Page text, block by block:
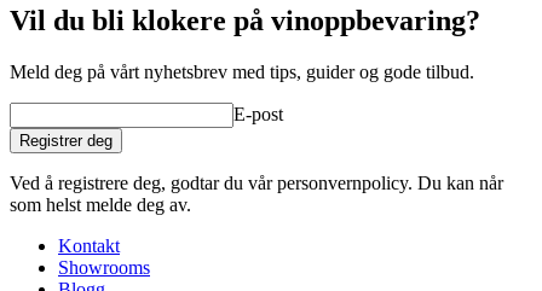
Lag din egen innredning med disse modulene i vårt online verktøy.
PlasseringGulv
ProdusentCaverack
Modulærtrue
LeveringUmontert
Dimensjoner (BxHxD cm)
Høyde (cm)10
Bredde (cm)120
Vekt (kg)
Vil du bli klokere på vinoppbevaring?
Meld deg på vårt nyhetsbrev med tips, guider og gode tilbud.
E-post
Registrer deg
Ved å registrere deg, godtar du vår personvernpolicy. Du kan når
som helst melde deg av.
Kontakt
Showrooms